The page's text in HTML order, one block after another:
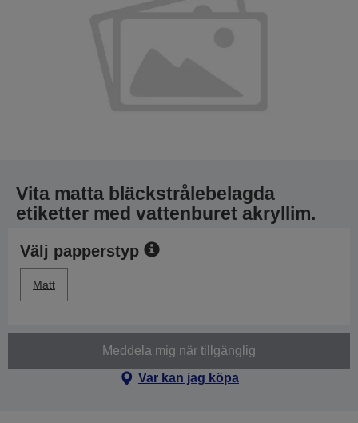
Vita matta bläckstrålebelagda
etiketter med vattenburet akryllim.
Välj papperstyp
Matt
Meddela mig när tillgänglig
Var kan jag köpa